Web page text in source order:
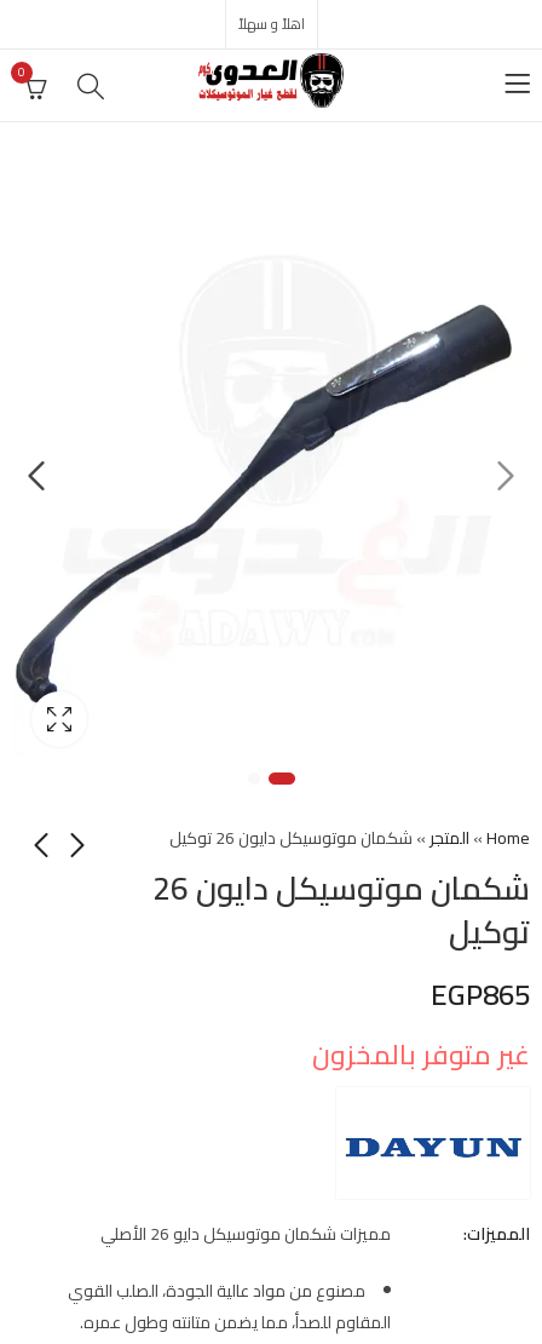
اهلاً و سهلاً
0
Home
»المتجر»شكمان موتوسيكل دايون 26 توكيل
شكمان موتوسيكل دايون 26
توكيل
EGP865
غير متوفر بالمخزون
المميزات:
مميزات شكمان موتوسيكل دايو 26 الأصلي
مصنوع من مواد عالية الجودة، الصلب القوي
المقاوم للصدأ، مما يضمن متانته وطول عمره.